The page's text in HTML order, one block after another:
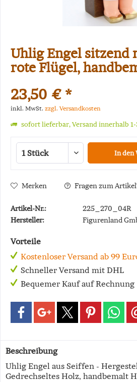
Uhlig Engel sitzend
rote Flügel,
23,50 € *
inkl. MwSt. zzgl. Versandkosten
sofort lieferbar, Versand innerhalb
In den
Merken Fragen zum
Artikel-Nr.:
225_270_04R
Hersteller:
Figurenland
Vorteile
Kostenloser Versand ab 99
Schneller Versand mit DHL
Bequemer Kauf auf Rechnung
Beschreibung
Uhlig Engel aus Seiffen -
Gedrechseltes Holz, handbemalt